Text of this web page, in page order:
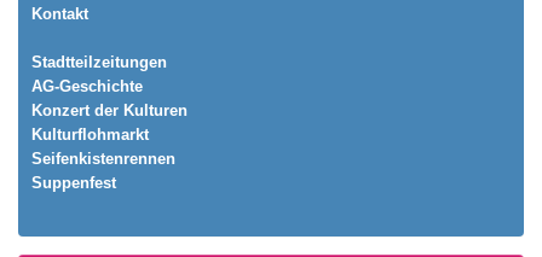
Kontakt
Stadtteilzeitungen
AG-Geschichte
Konzert der Kulturen
Kulturflohmarkt
Seifenkistenrennen
Suppenfest